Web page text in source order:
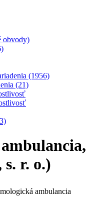
obvody)
(1956)
(21)
r. o.)
ambulancia